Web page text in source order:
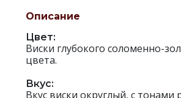
Описание
Цвет:
Виски глубокого соломенно-
цвета.
Вкус:
Вкус виски округлый, с тонами